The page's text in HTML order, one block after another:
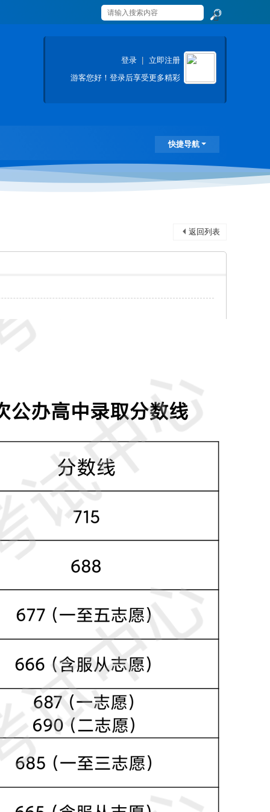
索
登录
立即注册
游客您好！登录后享受更多精彩
快捷导航
返回列表